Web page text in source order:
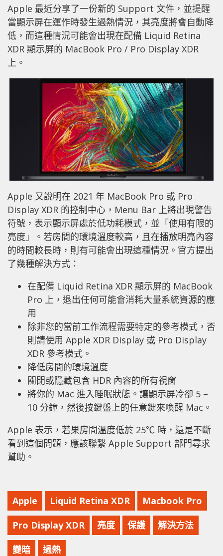
Apple 最近分享了一份新的 Support 文件，並提醒
當顯示屏在運作時發生過熱情況，其亮度將會自動降
低，而這種情況可能會出現在配備 Liquid Retina
XDR 顯示屏的 MacBook Pro / Pro Display XDR
上。
Apple 又說明在 2021 年 MacBook Pro 或 Pro
Display XDR 的控制中心，Menu Bar 上將出現警告
符號，表示顯示屏處於低功耗模式，並「使用有限的
亮度」。若房間的環境溫度較高，且在播放明亮內容
的時間較長時，則有可能會出現這種情況。官方提出
了幾種解決方式：
在配備 Liquid Retina XDR 顯示屏的 MacBook
Pro 上，退出任何可能會消耗大量系統資源的應
用
除非您的當前工作流程需要特定的參考模式，否
則請使用 Apple XDR Display 或 Pro Display
XDR 參考模式。
降低房間的環境溫度
關閉或隱藏包含 HDR 內容的所有視窗
將你的 Mac 進入睡眠狀態。讓顯示屏冷卻 5 –
10 分鐘，然後按鍵盤上的任意鍵來喚醒 Mac。
Apple 表示，若果房間溫度低於 25℃ 時，還是不斷
看到這個問題，應該聯繫 Apple Support 部門尋求
幫助。
Apple Liquid Retina XDR Macbook Pro
Pro Display XDR 亮度 保護 解決方法
變暗 過熱